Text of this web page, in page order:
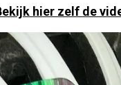
hier zelf de